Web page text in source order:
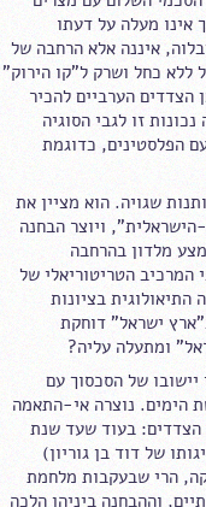
אינו מעלה על דעתו
איננה אלא הרחבה של
ללא כחל ושרק ל"קו הירוק"
הצדדים הערביים להכיר
זו לגבי הסוגיה
הפלסטינים, כדוגמת
שגויה. הוא מציין את
ויוצר הבחנה
מלדון בהרחבה
המרכיב הטריטוריאלי של
בציונות
ב"ארץ ישראל" דוחקת
ומתעלה עליה?
של הסכסוך עם
ממלחמת ששת הימים. נוצרה אי-התאמה
הצדדים: בעוד שעד שנת
של דוד בן גוריון)
הרי שבעקבות מלחמת
וההבחנה ביניהן הלכה